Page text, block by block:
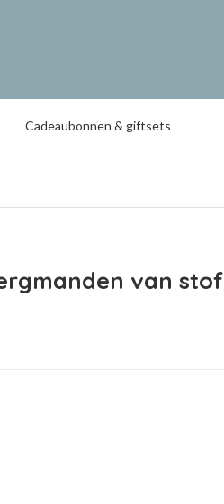
Cadeaubonnen & giftsets
van stof